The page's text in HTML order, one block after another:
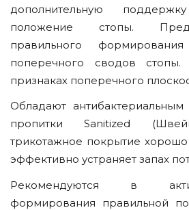
дополнительную
положение стопы.
правильного
поперечного сводов
признаках поперечного
Обладают
пропитки Sanitized
трикотажное покрытие хорошо
эффективно устраняет запах
Рекомендуются в
формирования правильной